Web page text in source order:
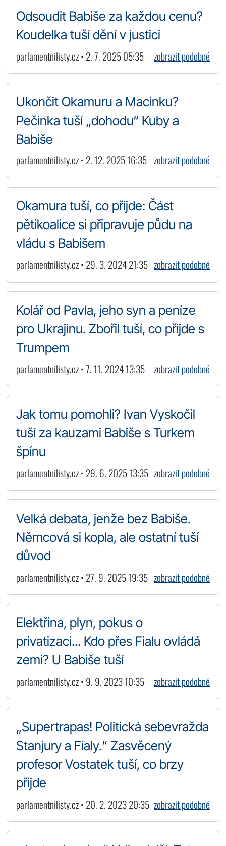
Odsoudit Babiše za každou cenu?
Koudelka tuší dění v justici
parlamentnilisty.cz • 2. 7. 2025 05:35 zobrazit podobné
Ukončit Okamuru a Macinku?
Pečinka tuší „dohodu“ Kuby a
Babiše
parlamentnilisty.cz • 2. 12. 2025 16:35 zobrazit podobné
Okamura tuší, co přijde: Část
pětikoalice si připravuje půdu na
vládu s Babišem
parlamentnilisty.cz • 29. 3. 2024 21:35 zobrazit podobné
Kolář od Pavla, jeho syn a peníze
pro Ukrajinu. Zbořil tuší, co přijde s
Trumpem
parlamentnilisty.cz • 7. 11. 2024 13:35 zobrazit podobné
Jak tomu pomohli? Ivan Vyskočil
tuší za kauzami Babiše s Turkem
špínu
parlamentnilisty.cz • 29. 6. 2025 13:35 zobrazit podobné
Velká debata, jenže bez Babiše.
Němcová si kopla, ale ostatní tuší
důvod
parlamentnilisty.cz • 27. 9. 2025 19:35 zobrazit podobné
Elektřina, plyn, pokus o
privatizaci... Kdo přes Fialu ovládá
zemi? U Babiše tuší
parlamentnilisty.cz • 9. 9. 2023 10:35 zobrazit podobné
„Supertrapas! Politická sebevražda
Stanjury a Fialy.“ Zasvěcený
profesor Vostatek tuší, co brzy
přijde
parlamentnilisty.cz • 20. 2. 2023 20:35 zobrazit podobné